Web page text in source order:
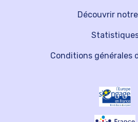
Découvrir
Conditions générales